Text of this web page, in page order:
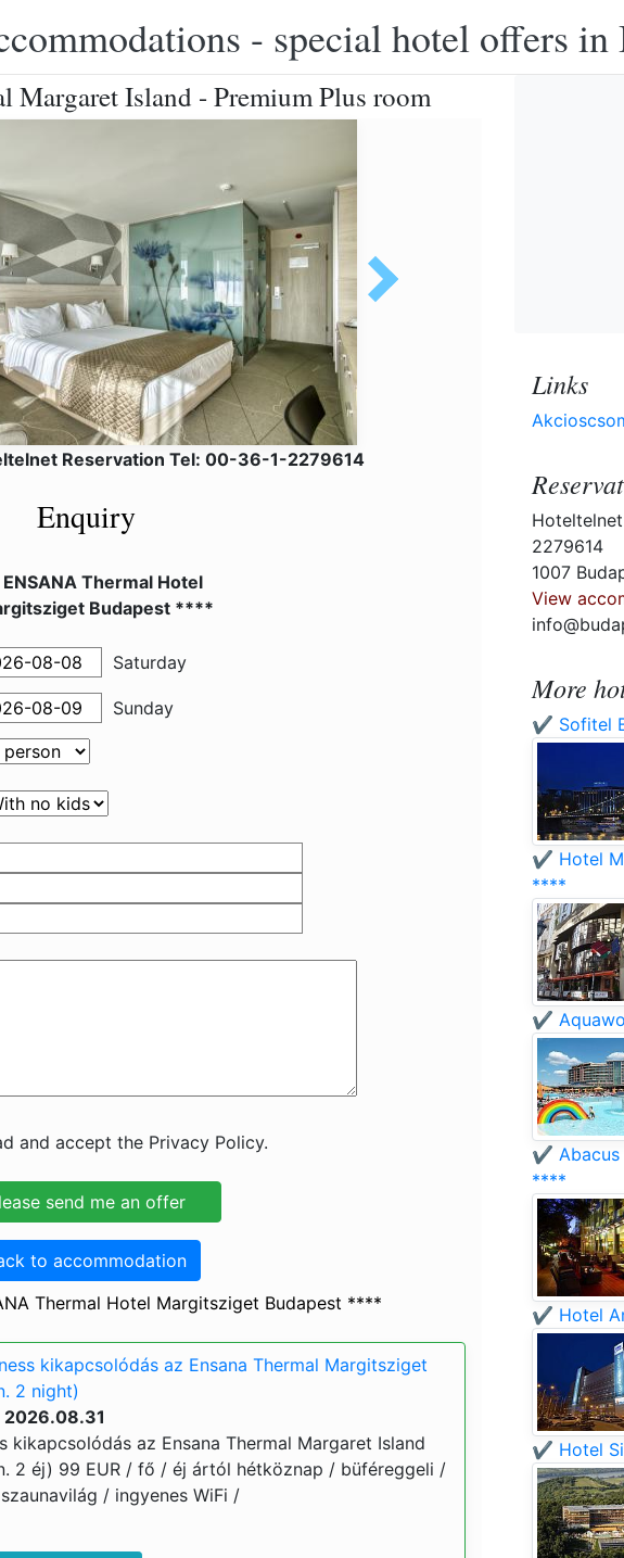
- special hotel offers in
Margaret Island - Premium Plus room
Reservation Tel: 00-36-1-2279614
Enquiry
Thermal Hotel
Budapest ****
Saturday
Sunday
and accept the Privacy Policy.
to accommodation
Thermal Hotel Margitsziget Budapest ****
kikapcsolódás az Ensana Thermal Margitsziget
2 night)
kikapcsolódás az Ensana Thermal Margaret Island
2 éj) 99 EUR / fő / éj ártól hétköznap / büféreggeli /
/ ingyenes WiFi /
Links
2279614
1007
View
More
✔️ Sofitel
✔️ Hotel
****
✔️
✔️ Abacus
****
✔️ Hotel
✔️ Hotel